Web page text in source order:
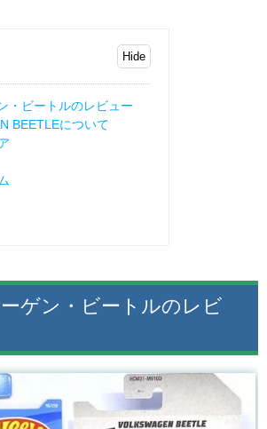
・ビートルのレビュー
BEETLEについて
ゲン・ビートルのレビ